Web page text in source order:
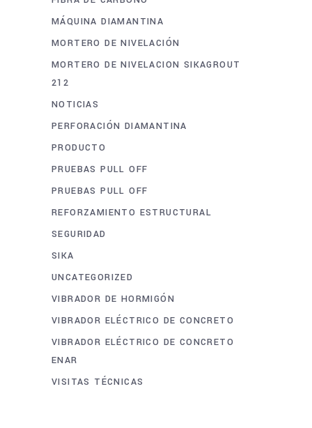
MÁQUINA DIAMANTINA
MORTERO DE NIVELACIÓN
MORTERO DE NIVELACION SIKAGROUT
212
NOTICIAS
PERFORACIÓN DIAMANTINA
PRODUCTO
PRUEBAS PULL OFF
PRUEBAS PULL OFF
REFORZAMIENTO ESTRUCTURAL
SEGURIDAD
SIKA
UNCATEGORIZED
VIBRADOR DE HORMIGÓN
VIBRADOR ELÉCTRICO DE CONCRETO
VIBRADOR ELÉCTRICO DE CONCRETO
ENAR
VISITAS TÉCNICAS